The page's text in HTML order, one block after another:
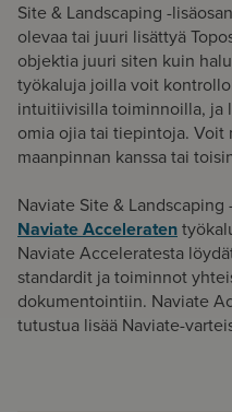
Site & Landscaping -
olevaa tai juuri lisättyä
objektia juuri siten kuin
työkaluja joilla voit
intuitiivisilla toiminnoilla, ja
omia ojia tai tiepintoja. Voit
maanpinnan kanssa tai
Naviate Site &
Naviate Acceleraten
Naviate Acceleratesta
standardit ja toiminnot
dokumentointiin. Naviate
tutustua lisää Naviate-